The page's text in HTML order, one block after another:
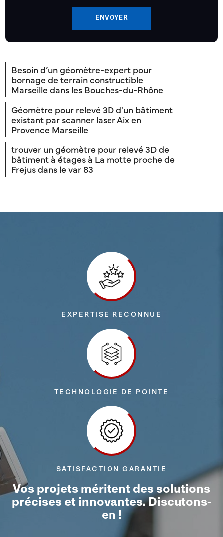
Besoin d’un géomètre-expert pour
bornage de terrain constructible
Marseille dans les Bouches-du-Rhône
Géomètre pour relevé 3D d'un bâtiment
existant par scanner laser Aix en
Provence Marseille
trouver un géomètre pour relevé 3D de
bâtiment à étages à La motte proche de
Frejus dans le var 83
EXPERTISE RECONNUE
TECHNOLOGIE DE POINTE
SATISFACTION GARANTIE
Vos projets méritent des solutions
précises et innovantes. Discutons-
en !